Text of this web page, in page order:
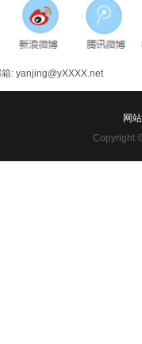
: yanjing@yXXXX.net
Copyright
网